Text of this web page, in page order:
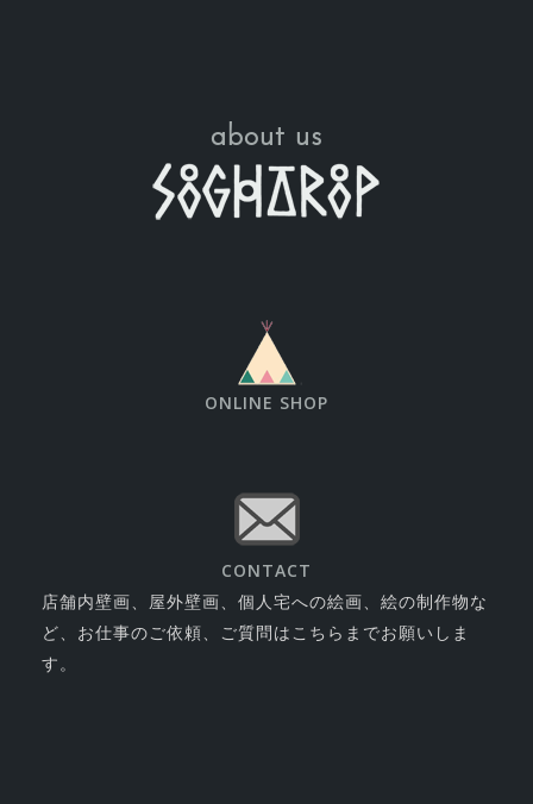
about us
ONLINE SHOP
CONTACT
店舗内壁画、屋外壁画、個人宅への絵画、絵の制作物な
ど、お仕事のご依頼、ご質問はこちらまでお願いしま
す。